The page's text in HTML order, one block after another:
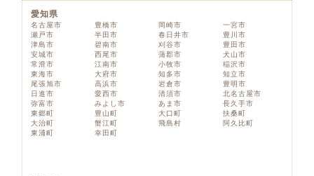
愛知県
名古屋市 豊橋市 岡崎市
一宮市
瀬戸市
半田市 春日井市
豊川市
津島市
碧南市 刈谷市
豊田市
安城市
西尾市 蒲郡市
犬山市
常滑市
江南市 小牧市
稲沢市
東海市
大府市 知多市
知立市
尾張旭市
高浜市 岩倉市
豊明市
日進市
愛西市 清須市
北名古屋市
弥富市
みよし市 あま市
長久手市
東郷町
豊山町 大口町
扶桑町
大治町
蟹江町 飛島村
阿久比町
東浦町
幸田町